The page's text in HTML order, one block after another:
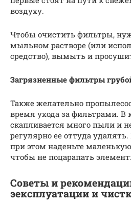
воздуху.
Чтобы очистить фильтры,
мыльном растворе (или
средство), вымыть и
Загрязненные фильтры
Также желательно
время ухода за фильтрами. В
скапливается много пыли и
регулярно ее оттуда
при этом наденьте
чтобы не поцарапать
Советы и
эексплуатации и